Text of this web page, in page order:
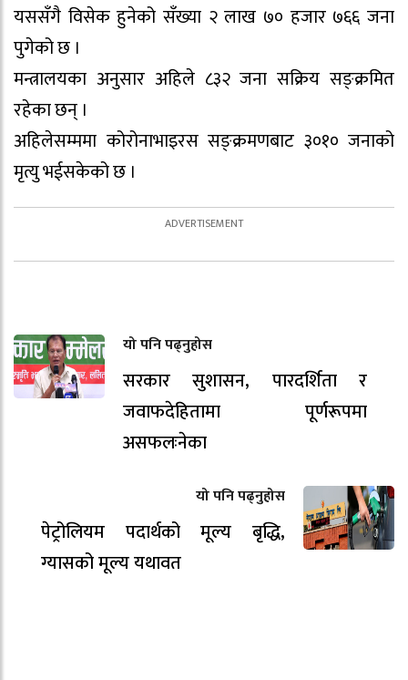
यससँगै विसेक हुनेको सँख्या २ लाख ७० हजार ७६६ जना
पुगेको छ ।
मन्त्रालयका अनुसार अहिले ८३२ जना सक्रिय सङ्क्रमित
रहेका छन् ।
अहिलेसम्ममा कोरोनाभाइरस सङ्क्रमणबाट ३०१० जनाको
मृत्यु भईसकेको छ ।
यो पनि पढ्नुहोस
सरकार सुशासन, पारदर्शिता र
जवाफदेहितामा पूर्णरूपमा
असफलःनेका
यो पनि पढ्नुहोस
पेट्रोलियम पदार्थको मूल्य बृद्धि,
ग्यासको मूल्य यथावत